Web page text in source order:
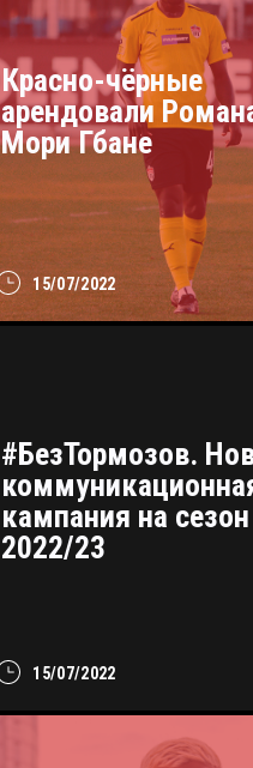
15/07/2022
Красно-чёрные
арендовали
Мори Гбане
15/07/2022
#БезТормозов.
кампания на сезон
2022/23